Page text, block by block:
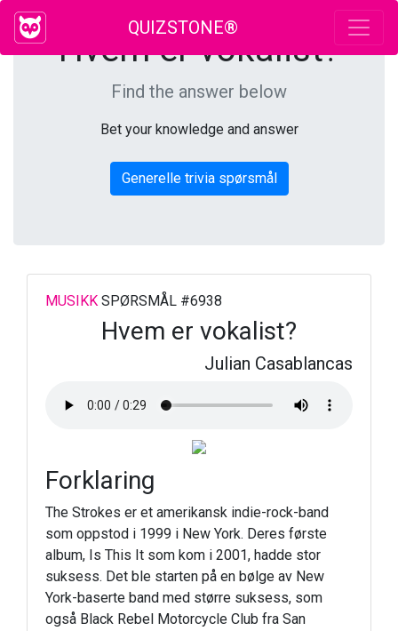
QUIZSTONE®
Hvem er vokalist?
Find the answer below
Bet your knowledge and answer
Generelle trivia spørsmål
MUSIKK SPØRSMÅL #6938
Hvem er vokalist?
Julian Casablancas
Forklaring
The Strokes er et amerikansk indie-rock-band
som oppstod i 1999 i New York. Deres første
album, Is This It som kom i 2001, hadde stor
suksess. Det ble starten på en bølge av New
York-baserte band med større suksess, som
også Black Rebel Motorcycle Club fra San